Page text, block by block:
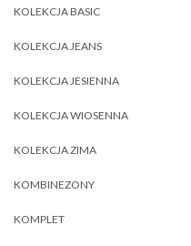
KOLEKCJA BASIC
KOLEKCJA JEANS
KOLEKCJA JESIENNA
KOLEKCJA WIOSENNA
KOLEKCJA ZIMA
KOMBINEZONY
KOMPLET